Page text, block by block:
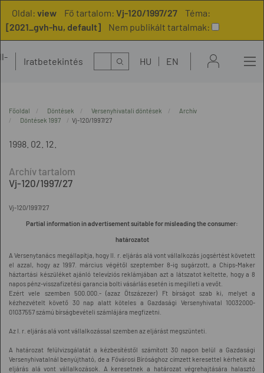
Oldal: view Fő tartalom: Vj-120/1997/27
Téma:
[2021_gvh-hu, default]
Nem publikált tartalmak:
Iratbetekintés Kereső HU EN
Főoldal Döntések Versenyhivatali döntések
Archív
Döntések 1997
Vj-120/1997/27
1998. 02. 12.
Vj-120/1997/27
Vj-120/1997/27
Partial information in advertisement suitable for misleading the consumer:
határozatot
A Versenytanács megállapítja, hogy II. r. eljárás alá vont vállalkozás jogsértést követett
el azzal, hogy az 1997. március végétől szeptember 8-ig sugárzott, a Chips-Maker
háztartási készüléket ajánló televíziós reklámjában azt a látszatot keltette, hogy a 8
napos pénz-visszafizetési garancia bolti vásárlás esetén is megilleti a vevőt.
Ezért vele szemben 500.000.- (azaz Ötszázezer) Ft bírságot szab ki, melyet a
kézhezvételt követő 30 nap alatt köteles a Gazdasági Versenyhivatal 10032000-
01037557 számú bírságbevételi számlájára megfizetni.
Az I. r. eljárás alá vont vállalkozással szemben az eljárást megszünteti.
A határozat felülvizsgálatát a kézbesítéstől számított 30 napon belül a Gazdasági
Versenyhivatalnál benyújtható, de a Fővárosi Bírósághoz címzett keresettel kérhetik az
eljárás alá vont vállalkozások. A keresetnek a határozat végrehajtására halasztó